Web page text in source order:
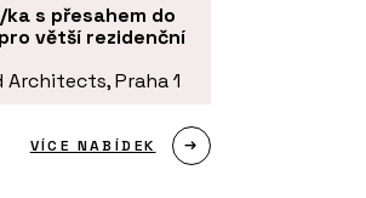
s přesahem do
větší rezidenční
Architects, Praha 1
VÍCE NABÍDEK